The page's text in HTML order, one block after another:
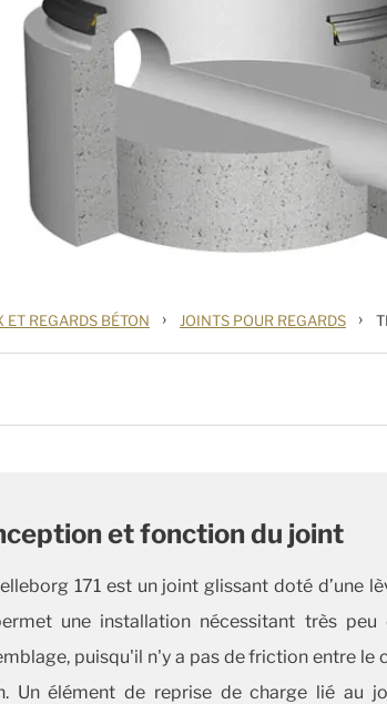
ET REGARDS BÉTON › JOINTS POUR REGARDS ›
et fonction du joint
171 est un joint glissant doté d’une
une installation nécessitant très
puisqu'il n'y a pas de friction entre le
Un élément de reprise de charge lié au